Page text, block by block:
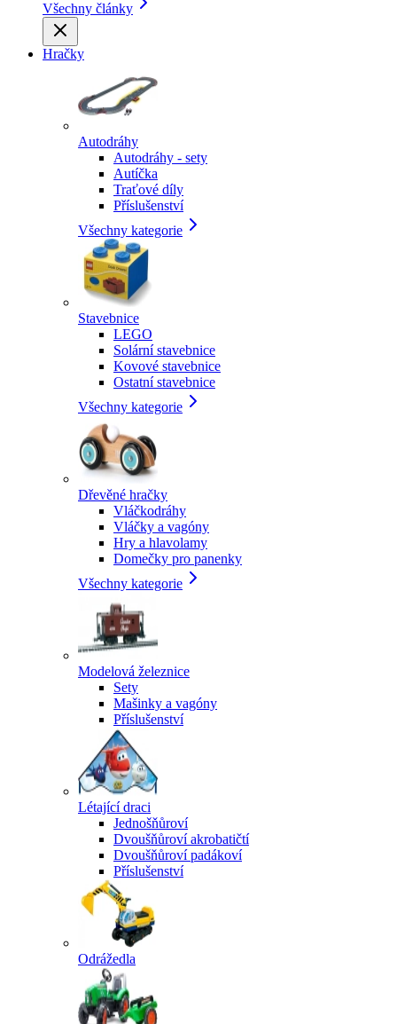
Všechny články
Hračky
Autodráhy
Autodráhy - sety
Autíčka
Traťové díly
Příslušenství
Všechny kategorie
Stavebnice
LEGO
Solární stavebnice
Kovové stavebnice
Ostatní stavebnice
Všechny kategorie
Dřevěné hračky
Vláčkodráhy
Vláčky a vagóny
Hry a hlavolamy
Domečky pro panenky
Všechny kategorie
Modelová železnice
Sety
Mašinky a vagóny
Příslušenství
Létající draci
Jednošňůroví
Dvoušňůroví akrobatičtí
Dvoušňůroví padákoví
Příslušenství
Odrážedla